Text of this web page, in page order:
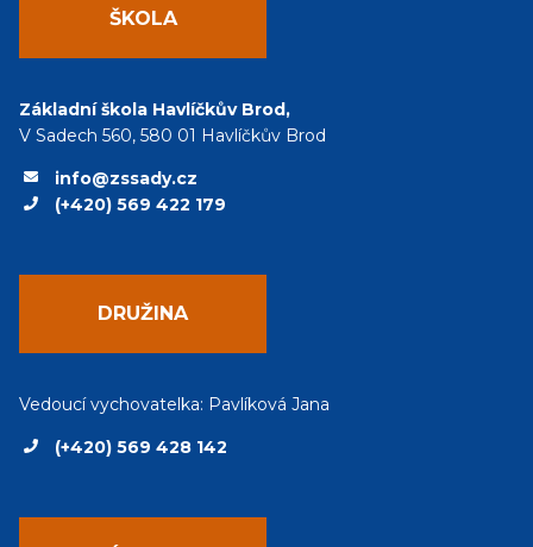
ŠKOLA
Základní škola Havlíčkův Brod,
V Sadech 560, 580 01 Havlíčkův Brod
info@zssady.cz
(+420) 569 422 179
DRUŽINA
Vedoucí vychovatelka: Pavlíková Jana
(+420) 569 428 142